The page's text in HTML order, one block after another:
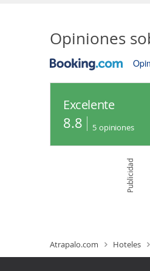
Opiniones
Excelente
8.8 5 opiniones
Publicidad
Atrapalo.com Hoteles